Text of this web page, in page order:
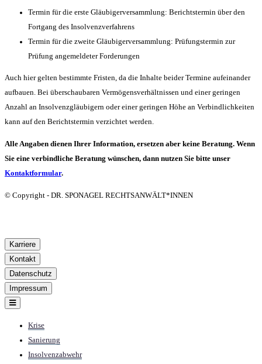
Termin für die erste Gläubigerversammlung: Berichtstermin über den
Fortgang des Insolvenzverfahrens
Termin für die zweite Gläubigerversammlung: Prüfungstermin zur
Prüfung angemeldeter Forderungen
Auch hier gelten bestimmte Fristen, da die Inhalte beider Termine aufeinander
aufbauen. Bei überschaubaren Vermögensverhältnissen und einer geringen
Anzahl an Insolvenzgläubigern oder einer geringen Höhe an Verbindlichkeiten
kann auf den Berichtstermin verzichtet werden.
Alle Angaben dienen Ihrer Information, ersetzen aber keine Beratung. Wenn
Sie eine verbindliche Beratung wünschen, dann nutzen Sie bitte unser
Kontaktformular.
© Copyright - DR. SPONAGEL RECHTSANWÄLT*INNEN
Karriere
Kontakt
Datenschutz
Impressum
Krise
Sanierung
Insolvenzabwehr